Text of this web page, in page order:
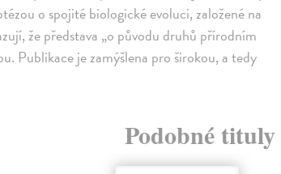
o spojité biologické evoluci, založené na
že představa „o původu druhů přírodním
Publikace je zamýšlena pro širokou, a tedy
Podobné tituly